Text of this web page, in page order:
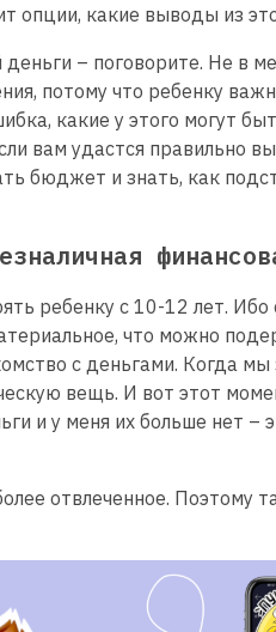
опции, какие выводы из
– поговорите. Не в
потому что ребенку
какие у этого могут
вам удастся правильно
бюджет и знать, как
ребенку с 10-12 лет. Ибо
что можно
с деньгами. Когда
вещь. И вот этот
и у меня их больше нет –
отвлеченное. Поэтому